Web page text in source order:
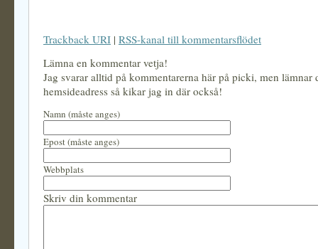
Trackback URI | RSS-kanal till kommentarsflödet
Lämna en kommentar vetja!
Jag svarar alltid på kommentarerna här på picki, men lämnar
hemsideadress så kikar jag in där också!
Namn (måste anges)
Epost (måste anges)
Webbplats
Skriv din kommentar